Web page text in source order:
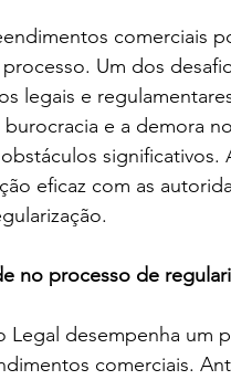
comerciais
Um dos
legais e
e a demora
significativos.
eficaz com as
no processo de
Legal desempenha um
comerciais.